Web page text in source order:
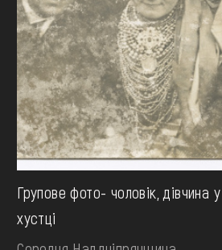
Групове фото- чоловік, дівчина
хустці